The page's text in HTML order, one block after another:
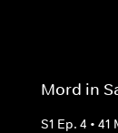
Mord in
S1 Ep. 4 • 41